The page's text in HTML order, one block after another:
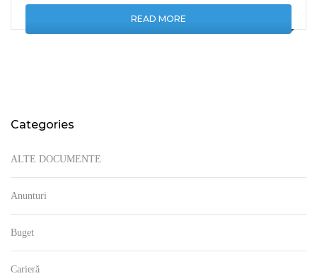
READ MORE
Categories
ALTE DOCUMENTE
Anunturi
Buget
Carieră